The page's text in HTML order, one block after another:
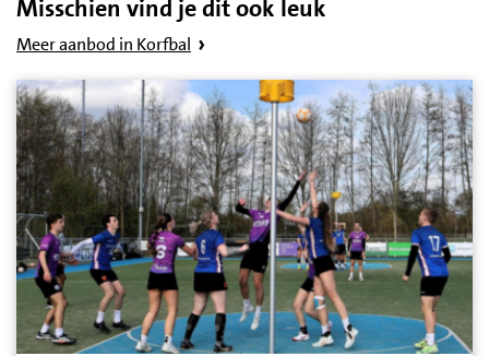
Misschien vind je dit ook leuk
Meer aanbod in Korfbal